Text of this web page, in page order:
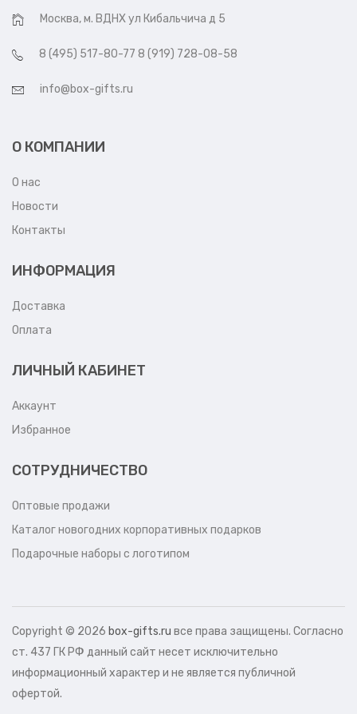
Москва, м. ВДНХ ул Кибальчича д 5
8 (495) 517-80-77 8 (919) 728-08-58
info@box-gifts.ru
О КОМПАНИИ
О нас
Новости
Контакты
ИНФОРМАЦИЯ
Доставка
Оплата
ЛИЧНЫЙ КАБИНЕТ
Аккаунт
Избранное
СОТРУДНИЧЕСТВО
Оптовые продажи
Каталог новогодних корпоративных подарков
Подарочные наборы с логотипом
Copyright © 2026 box-gifts.ru все права защищены. Согласно
ст. 437 ГК РФ данный сайт несет исключительно
информационный характер и не является публичной
офертой.